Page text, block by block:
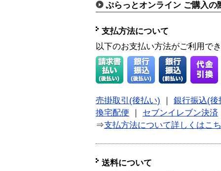
ぷらっとオンライン ご購入の
支払方法について
以下のお支払い方法がご利用で
売掛取引(後払い)
銀行振込(後
換宅配便
セブンイレブン決済
⇒支払方法について詳しくはこ
送料について